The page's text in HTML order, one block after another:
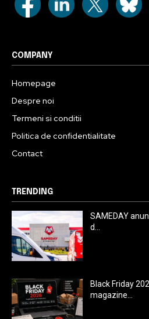
COMPANY
Homepage
Despre noi
Termeni si conditii
Politica de confidentialitate
Contact
TRENDING
SAMEDAY
d...
Black Friday
magazine...